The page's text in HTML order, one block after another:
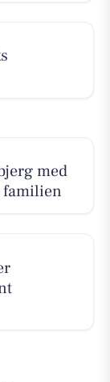
med
familien